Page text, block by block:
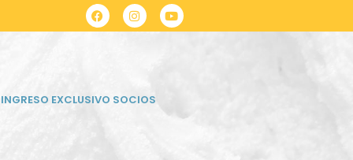
INGRESO EXCLUSIVO SOCIOS